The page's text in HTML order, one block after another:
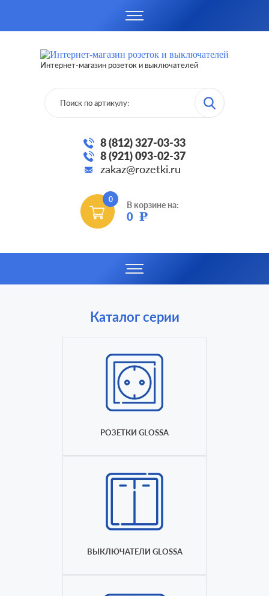
Интернет-магазин розеток и выключателей
8 (812) 327-03-33
8 (921) 093-02-37
zakaz@rozetki.ru
0
В корзине на:
0 Р
Каталог серии
РОЗЕТКИ GLOSSA
ВЫКЛЮЧАТЕЛИ GLOSSA